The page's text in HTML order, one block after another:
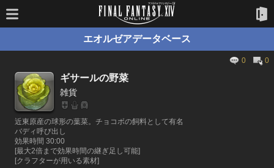
エオルゼアデータベース
0 0
ギサールの野菜
雑貨
近東原産の球形の葉菜。チョコボの飼料として有名
バディ呼び出し
効果時間 30:00
[最大2倍まで効果時間の継ぎ足し可能]
[クラフターが用いる素材]